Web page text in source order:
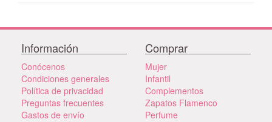
Información
Conócenos
Condiciones generales
Política de privacidad
Preguntas frecuentes
Gastos de envío
Comprar
Mujer
Infantil
Complementos
Zapatos Flamenco
Perfume